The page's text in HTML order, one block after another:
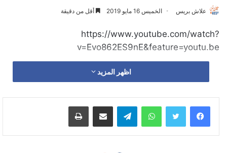
علاش بريس الخميس 16 مايو 2019 أقل من دقيقة
https://www.youtube.com/watch?
v=Evo862ES9nE&feature=youtu.be
اظهر المزيد
واتساب تيلقرام مشاركة عبر البريد طباعة